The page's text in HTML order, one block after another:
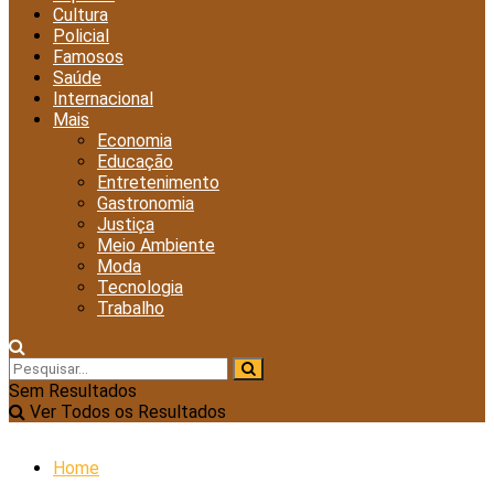
Cultura
Policial
Famosos
Saúde
Internacional
Mais
Economia
Educação
Entretenimento
Gastronomia
Justiça
Meio Ambiente
Moda
Tecnologia
Trabalho
Sem Resultados
Ver Todos os Resultados
Home